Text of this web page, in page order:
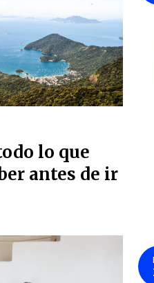
lo que
antes de ir